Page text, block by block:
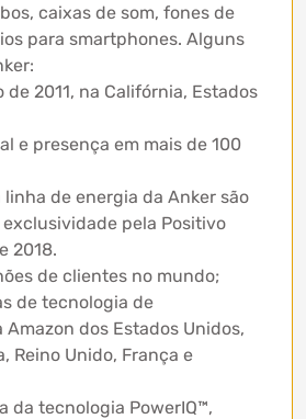
caixas de som, fones de
para smartphones. Alguns
de 2011, na Califórnia, Estados
e presença em mais de 100
linha de energia da Anker são
pela Positivo
2018.
de clientes no mundo;
de tecnologia de
dos Estados Unidos,
Reino Unido, França e
da tecnologia PowerIQ™,